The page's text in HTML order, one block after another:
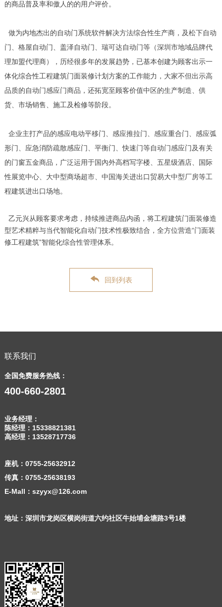
的商品普及率和傲人的的用户评价。
做为内地杰出的自动门系统软件解决方法综合性生产商，及松下自动
门、格屋自动门、盖泽自动门、瑞可达自动门等（深圳市地域品牌代
理加盟代理商），历经很多年的发展趋势，已基本创建为顾客出示一
体化综合性工程建筑门面装修计划方案的工作能力，大家不但出示高
品质的自动门感应门商品，还拓宽至顾客价值中区的生产制造、供
货、市场销售、施工及检修等阶段。
企业主打产品的感应电动平移门、感应推拉门、感应重合门、感应弧
形门、应急消防疏散感应门、平衡门、快速门等自动门感应门及有关
的门窗五金商品，广泛运用于国內外高档写字楼、五星级酒店、国际
性展览中心、大中型商场超市、中国海关进出口贸易大中型厂房等工
程建筑进出口场地。
乙元兴从顾客要求考虑，持续推进商品内函，将工程建筑门面装修造
型艺术精粹与当代智能化自动门技术性极致结合，全方位营造“门面装
修工程建筑”智能化综合性管理体系。
回到列表
联系我们
全国免费服务热线：
400-660-2801
业务经理：
陈经理： 15338821381
高经理： 13528717736
座机： 0755-25632912
传真：0755-25638193
E-Mall：szyyx@126.com
地址：深圳市龙岗区横岗街道六约社区牛始埔金塘路3号1楼